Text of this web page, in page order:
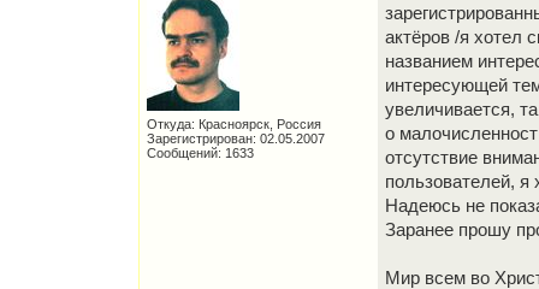
Откуда: Красноярск, Россия
Зарегистрирован: 02.05.2007
Сообщений: 1633
актёров /я хотел
названием
интересующей
увеличивается,
о
отсутствие
пользователей, я
Надеюсь не
Заранее прошу
Мир всем во